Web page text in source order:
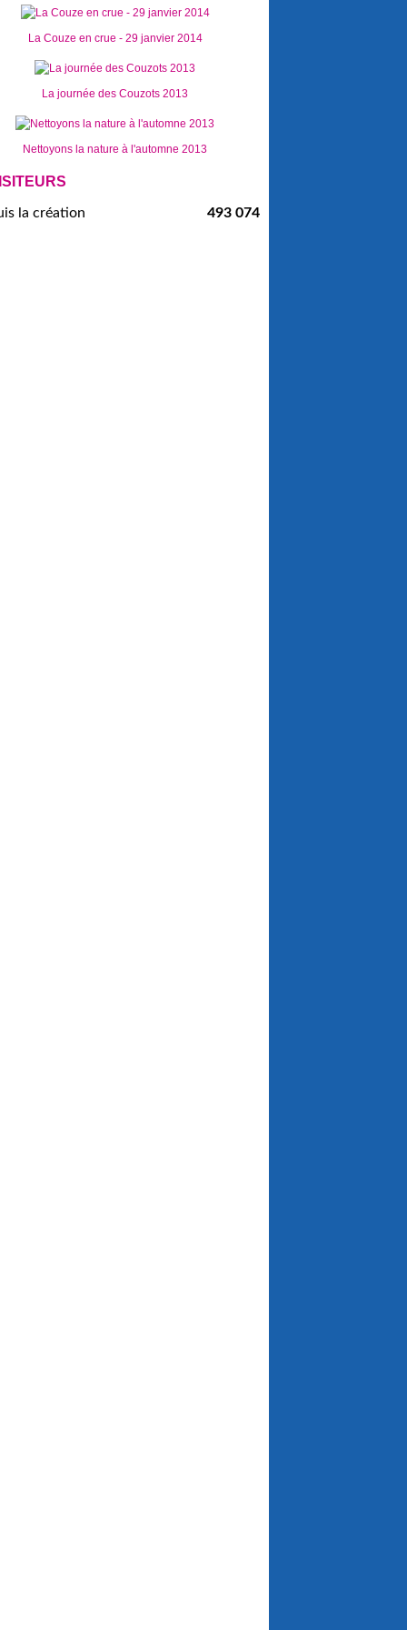
La Couze en crue - 29 janvier 2014
La journée des Couzots 2013
Nettoyons la nature à l'automne 2013
la création 493 074